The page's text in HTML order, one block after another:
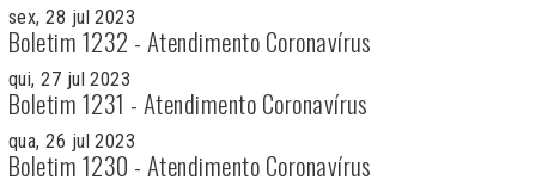
sex, 28 jul 2023
Boletim 1232 - Atendimento Coronavírus
qui, 27 jul 2023
Boletim 1231 - Atendimento Coronavírus
qua, 26 jul 2023
Boletim 1230 - Atendimento Coronavírus